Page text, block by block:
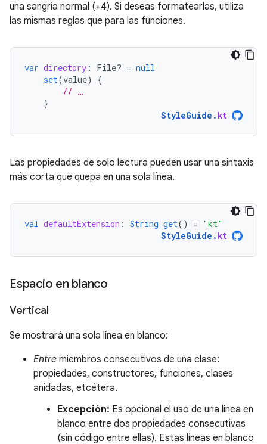
una sangría normal (+4). Si deseas formatearlas, utiliza
las mismas reglas que para las funciones.
var directory : File? = null
set(value)
{
// …
}
StyleGuide . kt
Las propiedades de solo lectura pueden usar una sintaxis
más corta que quepa en una sola línea.
val defaultExtension : String get() = "kt"
StyleGuide . kt
Espacio en blanco
Vertical
Se mostrará una sola línea en blanco:
Entre miembros consecutivos de una clase:
propiedades, constructores, funciones, clases
anidadas, etcétera.
Excepción: Es opcional el uso de una línea en
blanco entre dos propiedades consecutivas
(sin código entre ellas). Estas líneas en blanco